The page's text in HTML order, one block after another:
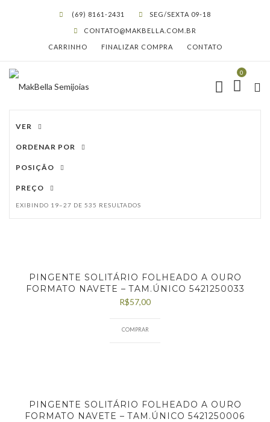
(69) 8161-2431 SEG/SEXTA 09-18
CONTATO@MAKBELLA.COM.BR
CARRINHO FINALIZAR COMPRA CONTATO
0
VER
ORDENAR POR
POSIÇÃO
PREÇO
EXIBINDO 19–27 DE 535 RESULTADOS
PINGENTE SOLITÁRIO FOLHEADO A OURO
FORMATO NAVETE – TAM.ÚNICO 5421250033
R$57,00
COMPRAR
PINGENTE SOLITÁRIO FOLHEADO A OURO
FORMATO NAVETE – TAM.ÚNICO 5421250006